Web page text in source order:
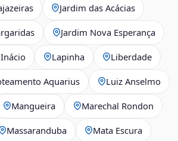
Jardim das Acácias
Jardim Nova Esperança
Lapinha Liberdade
Aquarius Luiz Anselmo
Mangueira Marechal Rondon
Massaranduba Mata Escura